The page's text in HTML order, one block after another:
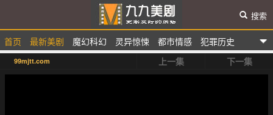
首页 最新美剧 魔幻科幻 灵异惊悚 都市情感
犯罪历史
选秀综艺
动漫卡通
搜索
99mjtt.com 上一集 下一集